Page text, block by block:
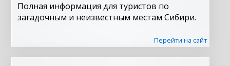
Полная информация для туристов по
загадочным и неизвестным местам Сибири.
Перейти на сайт